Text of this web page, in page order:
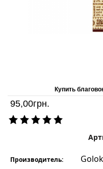
Купить
95,00грн.
Производитель: